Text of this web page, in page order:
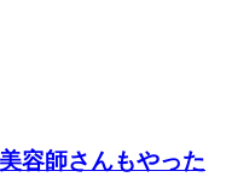
容師さんもやった